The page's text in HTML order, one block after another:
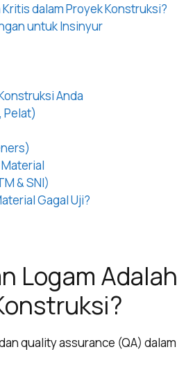
dalam Proyek Konstruksi?
untuk Insinyur
Anda
Pelat)
& SNI)
Gagal Uji?
Logam Adalah
quality assurance (QA) dalam